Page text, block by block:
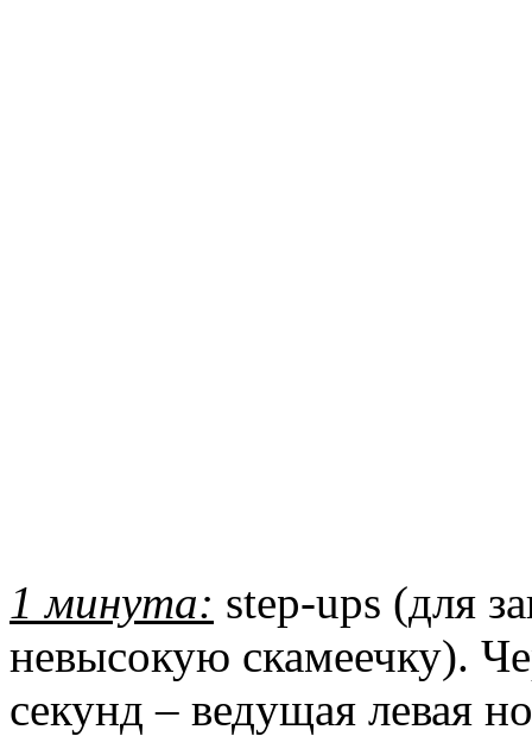
1 минута: step-ups (для
невысокую скамеечку).
секунд – ведущая левая